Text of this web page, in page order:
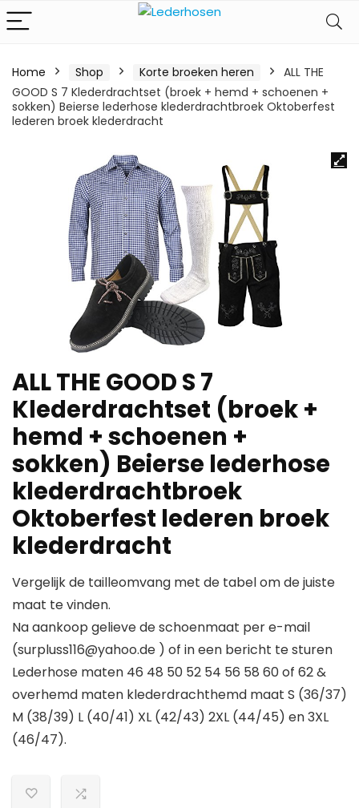
Home Shop Korte broeken heren
ALL THE
GOOD S 7 Klederdrachtset (broek + hemd + schoenen +
sokken) Beierse lederhose klederdrachtbroek Oktoberfest
lederen broek klederdracht
ALL THE GOOD S 7
Klederdrachtset (broek +
hemd + schoenen +
sokken) Beierse lederhose
klederdrachtbroek
Oktoberfest lederen broek
klederdracht
Vergelijk de tailleomvang met de tabel om de juiste
maat te vinden.
Na aankoop gelieve de schoenmaat per e-mail
(surpluss116@yahoo.de ) of in een bericht te sturen
Lederhose maten 46 48 50 52 54 56 58 60 of 62 &
overhemd maten klederdrachthemd maat S (36/37)
M (38/39) L (40/41) XL (42/43) 2XL (44/45) en 3XL
(46/47).